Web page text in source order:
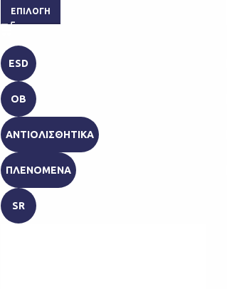
ΕΠΙΛΟΓΉ
ESD
OB
ΑΝΤΙΟΛΙΣΘΗΤΙΚΑ
ΠΛΕΝΟΜΕΝΑ
SR